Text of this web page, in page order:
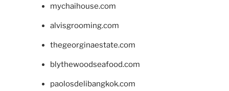
mychaihouse.com
alvisgrooming.com
thegeorginaestate.com
blythewoodseafood.com
paolosdelibangkok.com